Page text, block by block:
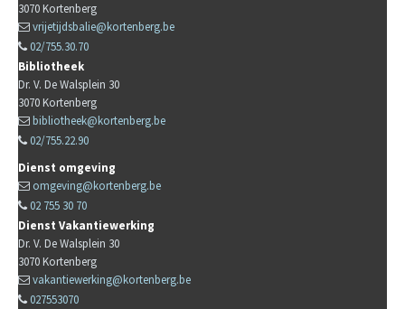
3070Kortenberg
vrijetijdsbalie@kortenberg.be
02/755.30.70
Bibliotheek
Dr. V. De Walsplein 30
3070Kortenberg
bibliotheek@kortenberg.be
02/755.22.90
Dienst omgeving
omgeving@kortenberg.be
02 755 30 70
Dienst Vakantiewerking
Dr. V. De Walsplein 30
3070Kortenberg
vakantiewerking@kortenberg.be
027553070